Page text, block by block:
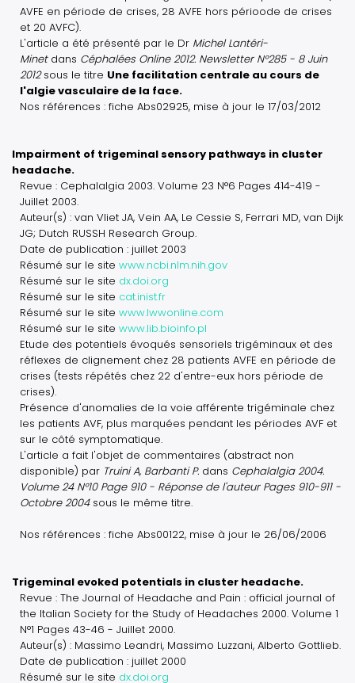
AVFE en période de crises, 28 AVFE hors périoode de crises
et 20 AVFC).
L'article a été présenté par le Dr Michel Lantéri-
Minetdans Céphalées Online 2012. Newsletter N°285 - 8 Juin
2012sous le titre Une facilitation centrale au cours de
l'algie vasculaire de la face.
Nos références : fiche Abs02925, mise à jour le 17/03/2012
Impairment of trigeminal sensory pathways in cluster
headache.
Revue : Cephalalgia 2003. Volume 23 N°6 Pages 414-419 -
Juillet 2003.
Auteur(s) : van Vliet JA, Vein AA, Le Cessie S, Ferrari MD, van Dijk
JG; Dutch RUSSH Research Group.
Date de publication : juillet 2003
Résumé sur le site www.ncbi.nlm.nih.gov
Résumé sur le site dx.doi.org
Résumé sur le site cat.inist.fr
Résumé sur le site www.lwwonline.com
Résumé sur le site www.lib.bioinfo.pl
Etude des potentiels évoqués sensoriels trigéminaux et des
réflexes de clignement chez 28 patients AVFE en période de
crises (tests répétés chez 22 d'entre-eux hors période de
crises).
Présence d'anomalies de la voie afférente trigéminale chez
les patients AVF, plus marquées pendant les périodes AVF et
sur le côté symptomatique.
L'article a fait l'objet de commentaires (abstract non
disponible) par Truini A, Barbanti P. dans Cephalalgia 2004.
Volume 24 N°10 Page 910 - Réponse de l'auteur Pages 910-911 -
Octobre 2004sous le même titre.
Nos références : fiche Abs00122, mise à jour le 26/06/2006
Trigeminal evoked potentials in cluster headache.
Revue : The Journal of Headache and Pain : official journal of
the Italian Society for the Study of Headaches 2000. Volume 1
N°1 Pages 43-46 - Juillet 2000.
Auteur(s) : Massimo Leandri, Massimo Luzzani, Alberto Gottlieb.
Date de publication : juillet 2000
Résumé sur le site dx.doi.org